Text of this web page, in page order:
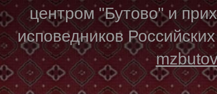
центром "Бутово" и
исповедников